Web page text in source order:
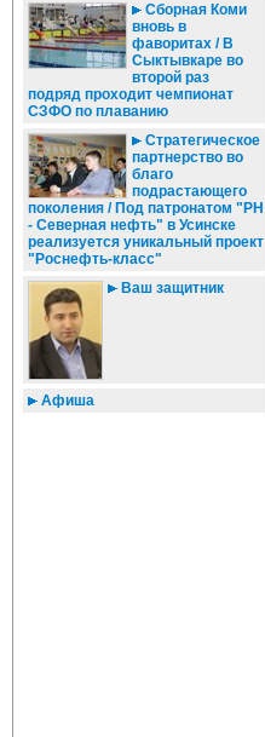
Сборная Коми
вновь в
фаворитах / В
Сыктывкаре во
второй раз
подряд проходит чемпионат
СЗФО по плаванию
Стратегическое
партнерство во
благо
подрастающего
поколения / Под патронатом "РН
- Северная нефть" в Усинске
реализуется уникальный проект
"Роснефть-класс"
Ваш защитник
Афиша